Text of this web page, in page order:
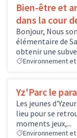
Bien-être et
dans la cour
Bonjour, Nous
élémentaire de
obtenir une
Environnement
Yz'Parc le
Les jeunes
lieu pour se
moments jeux,...
Environnement